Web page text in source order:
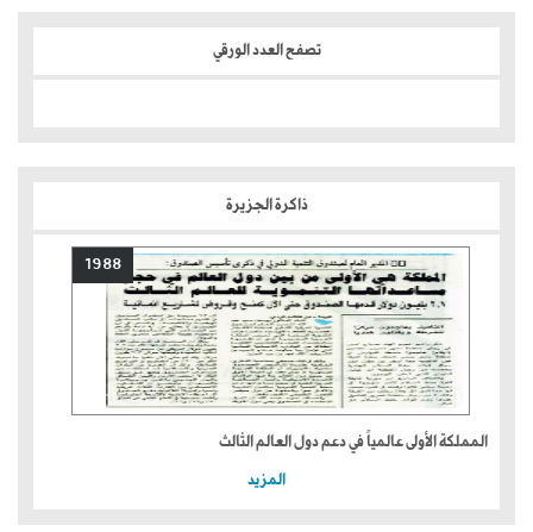
تصفح العدد الورقي
ذاكرة الجزيرة
1988
المملكة الأولى عالمياً في دعم دول العالم الثالث
المزيد